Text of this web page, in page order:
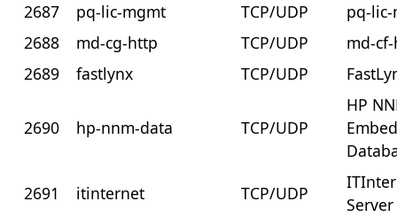
2687
pq-lic-mgmt TCP/UDP
pq-
2688
md-cg-http TCP/UDP
md-
2689
fastlynx TCP/UDP
2690 hp-nnm-data TCP/UDP
HP
2691
itinternet TCP/UDP
Server